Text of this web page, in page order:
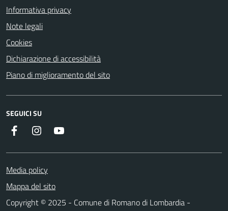
Informativa privacy
Note legali
Cookies
Dichiarazione di accessibilità
Piano di miglioramento del sito
SEGUICI SU
Facebook Instagram
Media policy
Mappa del sito
Copyright © 2025 - Comune di Romano di Lombardia -